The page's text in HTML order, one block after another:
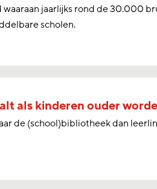
jaarlijks rond de 30.000
scholen.
als kinderen ouder
de (school)bibliotheek dan